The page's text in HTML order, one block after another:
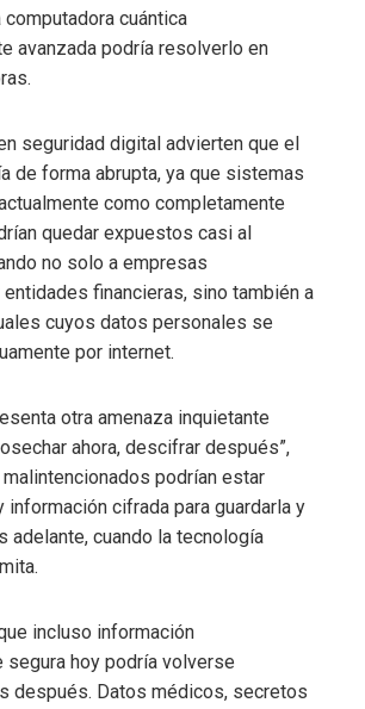
computadora cuántica
avanzada podría resolverlo en
seguridad digital advierten que el
de forma abrupta, ya que sistemas
como completamente
quedar expuestos casi al
no solo a empresas
financieras, sino también a
cuyos datos personales se
por internet.
otra amenaza inquietante
ahora, descifrar después”,
podrían estar
información cifrada para guardarla y
adelante, cuando la tecnología
incluso información
segura hoy podría volverse
después. Datos médicos, secretos